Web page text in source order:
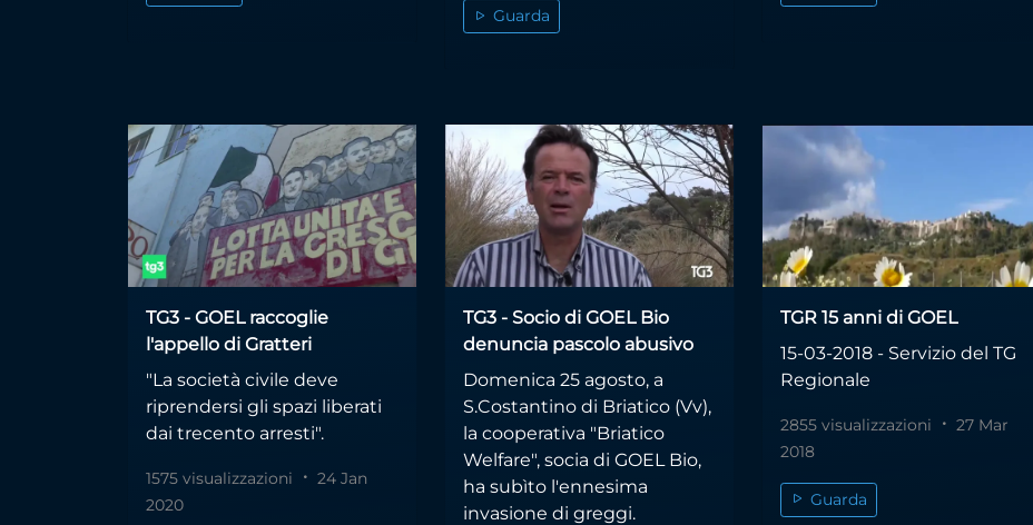
Guarda
TG3 - GOEL raccoglie
l'appello di Gratteri
"La società civile deve
riprendersi gli spazi liberati
dai trecento arresti".
1575 visualizzazioni
24 Jan
2020
TG3 - Socio di GOEL Bio
denuncia pascolo abusivo
Domenica 25 agosto, a
S.Costantino di Briatico (Vv),
la cooperativa "Briatico
Welfare", socia di GOEL Bio,
ha subìto l'ennesima
invasione di greggi.
TGR 15 anni di GOEL
15-03-2018 - Servizio del TG
Regionale
2855 visualizzazioni
27 Mar
2018
Guarda